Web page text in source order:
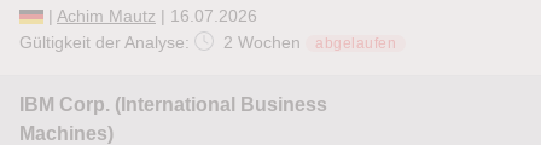
| Achim Mautz | 16.07.2026
Gültigkeit der Analyse:
2 Wochen abgelaufen
IBM Corp. (International Business
Machines)